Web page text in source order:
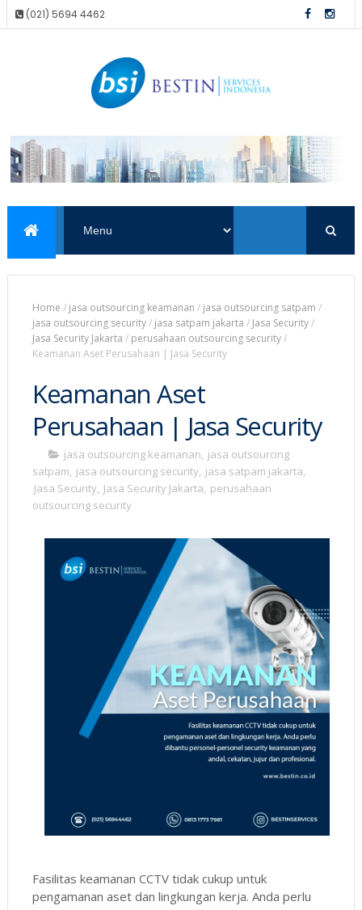
(021) 5694 4462
Home / jasa outsourcing keamanan / jasa outsourcing satpam /
jasa outsourcing security/ jasa satpam jakarta / Jasa Security/
Jasa Security Jakarta / perusahaan outsourcing security/
Keamanan Aset Perusahaan | Jasa Security
Keamanan Aset
Perusahaan | Jasa Security
jasa outsourcing keamanan, jasa outsourcing
satpam, jasa outsourcing security, jasa satpam jakarta,
Jasa Security, Jasa Security Jakarta, perusahaan
outsourcing security
Fasilitas keamanan CCTV tidak cukup untuk
pengamanan aset dan lingkungan kerja. Anda perlu